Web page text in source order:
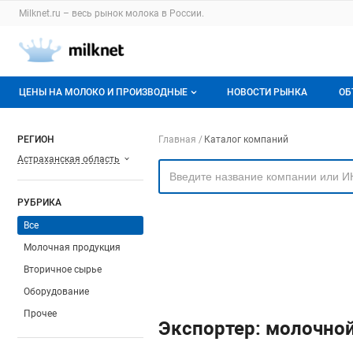
Раздел навигации по сайту milknet.ru
Milknet.ru – весь рынок молока в России.
Авторизация и меню пользователя
Навигация по разделам сайта milknet.ru
ЦЕНЫ НА МОЛОКО И ПРОИЗВОДНЫЕ
О мониторингах
Актуальные мониторинги
Динамика цен
НОВОСТИ РЫНКА
РЕГИОН
Астраханская область
РУБРИКА
Все
Молочная продукция
Вторичное сырье
Оборудование
Прочее
Навигация по
Главная Каталог компаний
Экспортер: